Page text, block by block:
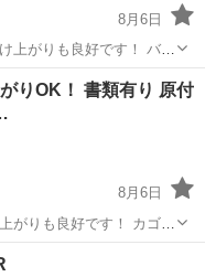
8月6日
上がりも良好です！ バッ
金をご覧ください。 プ
ください。 ↓↓↓↓↓↓
タイヤ交換
りOK！ 書類有り 原付
8月6日
がりも良好です！ カゴも
をご覧ください。 ↓↓↓↓↓↓始動動画↓↓↓↓↓↓ https://y...